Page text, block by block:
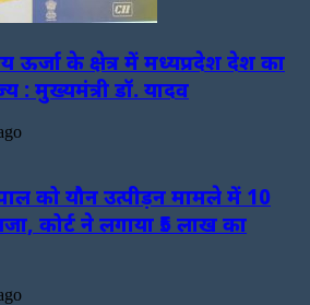
ऊर्जा के क्षेत्र में मध्यप्रदेश देश का
: मुख्यमंत्री डॉ. यादव
को यौन उत्पीड़न मामले में 10
कोर्ट ने लगाया ₹5 लाख का